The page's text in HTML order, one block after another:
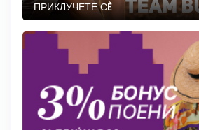
ПРИКЛУЧЕТЕ СÈ